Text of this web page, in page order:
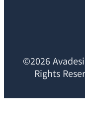
©2026
Rights